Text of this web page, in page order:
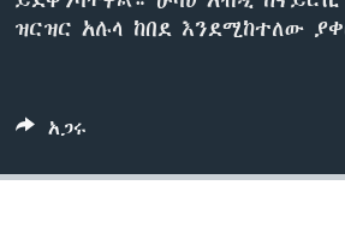
ዝርዝር አሉላ ከበደ እንደሚከተለው
አጋሩ